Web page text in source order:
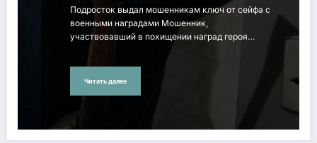
Подросток выдал мошенникам ключ от сейфа с
военными наградами Мошенник,
участвовавший в похищении наград героя…
Читать далее